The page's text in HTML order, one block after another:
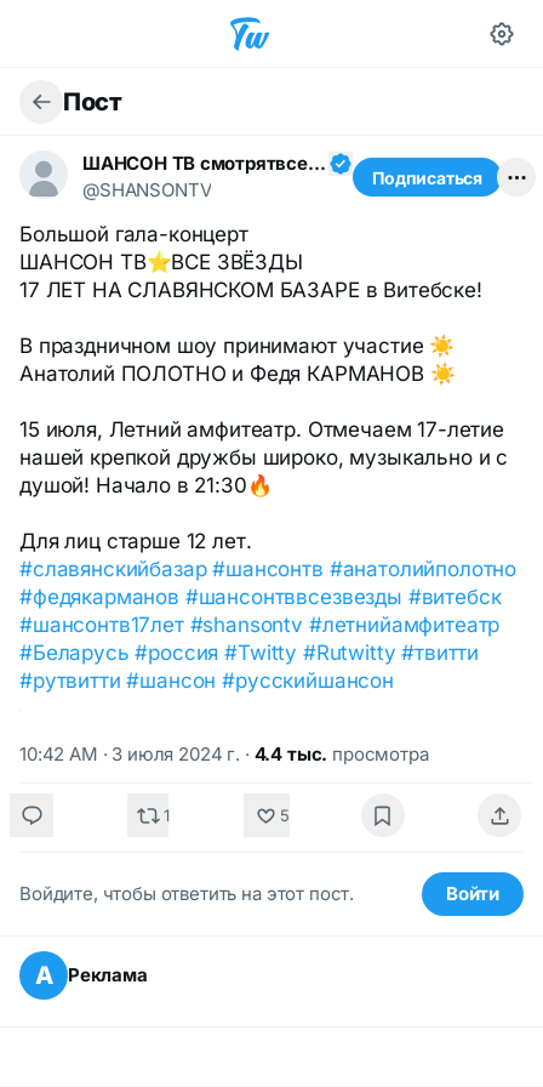
Пост
ШАНСОН ТВ смотрятвсешансонтв
@SHANSONTV
Подписаться
Большой гала-концерт
ШАНСОН ТВ⭐️ВСЕ ЗВЁЗДЫ
17 ЛЕТ НА СЛАВЯНСКОМ БАЗАРЕ в Витебске!
В праздничном шоу принимают участие ☀️
Анатолий ПОЛОТНО и Федя КАРМАНОВ ☀️
15 июля, Летний амфитеатр. Отмечаем 17-летие
нашей крепкой дружбы широко, музыкально и с
душой! Начало в 21:30🔥
Для лиц старше 12 лет.
#славянскийбазар #шансонтв #анатолийполотно
#федякарманов #шансонтввсезвезды #витебск
#шансонтв17лет #shansontv #летнийамфитеатр
#Беларусь #россия #Twitty #Rutwitty #твитти
#рутвитти #шансон #русскийшансон
10:42 AM · 3 июля 2024 г. · 4.4 тыс. просмотра
1 5
Войдите, чтобы ответить на этот пост. Войти
А Реклама